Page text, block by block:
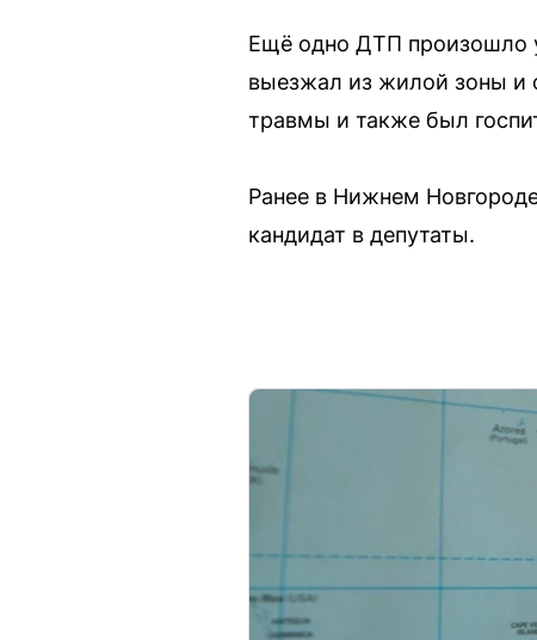
Ещё одно ДТП произошло
выезжал из жилой зоны и
травмы и также был
Ранее в Нижнем
кандидат в депутаты.